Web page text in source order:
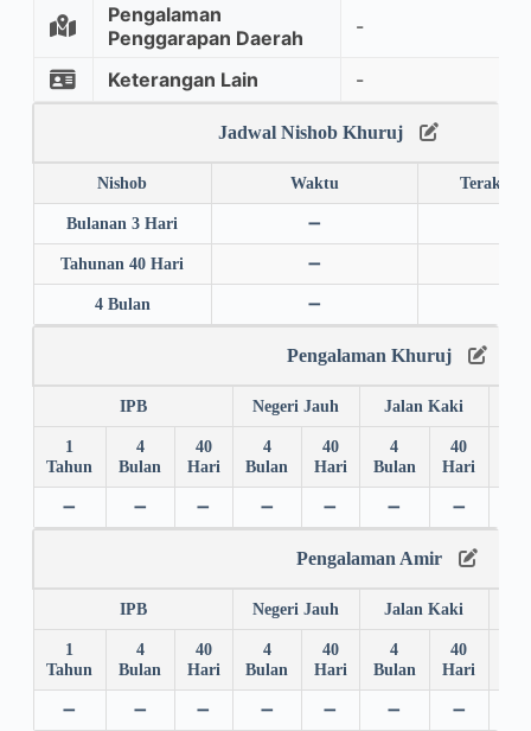
Pengalaman
Penggarapan Daerah
-
Keterangan Lain -
Jadwal Nishob Khuruj
Nishob Waktu Terakhir
Bulanan 3 Hari ➖
Tahunan 40 Hari ➖
4 Bulan ➖
Pengalaman Khuruj
IPB Negeri Jauh Jalan Kaki
1
Tahun
4
Bulan
40
Hari
4
Bulan
40
Hari
4
Bulan
40
Hari
➖ ➖ ➖ ➖ ➖ ➖ ➖
Pengalaman Amir
IPB Negeri Jauh Jalan Kaki
1
Tahun
4
Bulan
40
Hari
4
Bulan
40
Hari
4
Bulan
40
Hari
➖ ➖ ➖ ➖ ➖ ➖ ➖